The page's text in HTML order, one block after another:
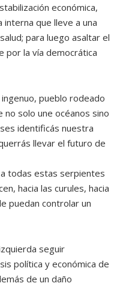
económica,
interna que lleve a una
para luego asaltar el
por la vía democrática
pueblo rodeado
no solo une océanos sino
identificás nuestra
llevar el futuro de
todas estas serpientes
hacia las curules, hacia
puedan controlar un
seguir
política y económica de
de un daño